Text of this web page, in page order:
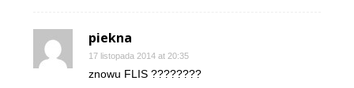
piekna
17 listopada 2014 at 20:35
znowu FLIS ????????